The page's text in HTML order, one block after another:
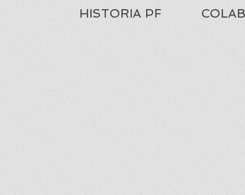
HISTORIA PF